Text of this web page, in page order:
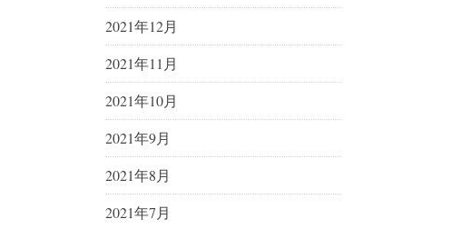
2021年12月
2021年11月
2021年10月
2021年9月
2021年8月
2021年7月